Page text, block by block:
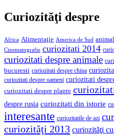
Curiozităţi despre
Africa Alimentaţie America de Sud
Cinematografie curiozitati 2014
curiozitati despre animale
bucuresti curiozitati despre china
curiozitati despre oameni curiozitati
curiozitati despre plante
despre rusia curiozitati din istorie
interesante curiozitatile de azi
curiozităţi 2013 curiozităţi